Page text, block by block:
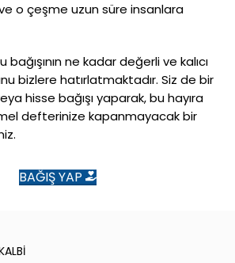
o çeşme uzun süre insanlara
bağışının ne kadar değerli ve kalıcı
bizlere hatırlatmaktadır. Siz de bir
hisse bağışı yaparak, bu hayıra
defterinize kapanmayacak bir
BAĞIŞ YAP